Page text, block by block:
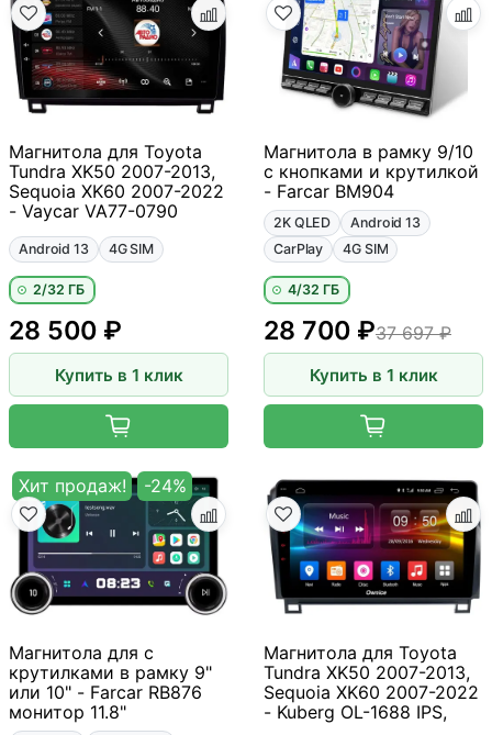
Магнитола для Toyota
Tundra XK50 2007-2013,
Sequoia XK60 2007-2022
- Vaycar VA77-0790
Android 13 4G SIM
2/32 ГБ
28 500 ₽
Купить в 1 клик
Магнитола в рамку 9/10
с кнопками и крутилкой
- Farcar BM904
2K QLED
Android 13
CarPlay
4G SIM
4/32 ГБ
37 697 ₽
28 700 ₽
Купить в 1 клик
Хит продаж! -24%
Магнитола для с
крутилками в рамку 9"
или 10" - Farcar RB876
монитор 11.8"
Магнитола для Toyota
Tundra XK50 2007-2013,
Sequoia XK60 2007-2022
- Kuberg OL-1688 IPS,